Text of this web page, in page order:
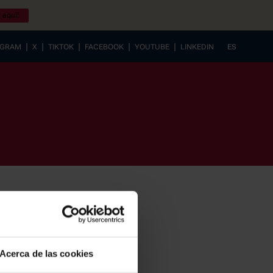
Acerca de las cookies
aquí!
| X | TIKTOK | FACEBOOK | YOUTUBE | LINKEDIN
ES